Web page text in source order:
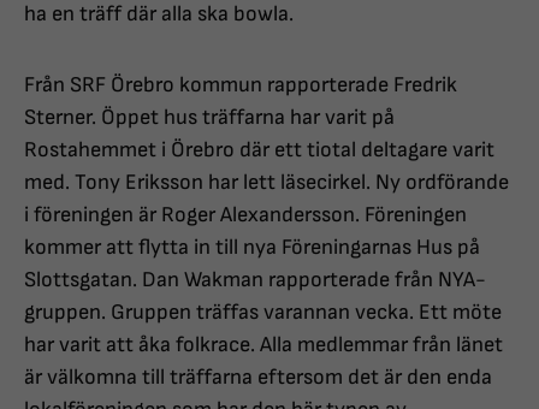
ha en träff där alla ska bowla.
Från SRF Örebro kommun rapporterade Fredrik
Sterner. Öppet hus träffarna har varit på
Rostahemmet i Örebro där ett tiotal deltagare varit
med. Tony Eriksson har lett läsecirkel. Ny ordförande
i föreningen är Roger Alexandersson. Föreningen
kommer att flytta in till nya Föreningarnas Hus på
Slottsgatan. Dan Wakman rapporterade från NYA-
gruppen. Gruppen träffas varannan vecka. Ett möte
har varit att åka folkrace. Alla medlemmar från länet
är välkomna till träffarna eftersom det är den enda